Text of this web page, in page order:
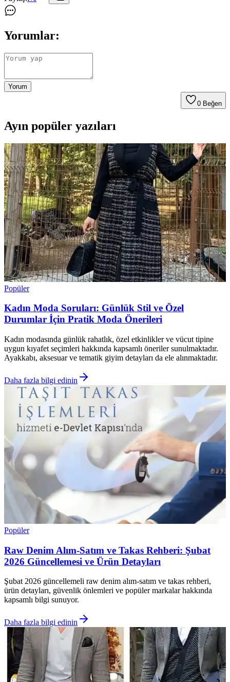
Yorumlar:
Yorum
0 Beğen
Ayın popüler yazıları
Popüler
Kadın Moda Soruları: Günlük Stil ve Özel
Durumlar İçin Pratik Moda Önerileri
Kadın modasında günlük rahatlık, özel etkinlikler ve vücut tipine
uygun kıyafet seçimleri hakkında kapsamlı öneriler sunulmaktadır.
Ayakkabı, aksesuar ve tematik giyim detayları da ele alınmaktadır.
Daha fazla bilgi edinin
Popüler
Raw Denim Alım-Satım ve Takas Rehberi: Şubat
2026 Güncellemesi ve Ürün Detayları
Şubat 2026 güncellemeli raw denim alım-satım ve takas rehberi,
ürün detayları, güvenlik önlemleri ve popüler markalar hakkında
kapsamlı bilgi sunuyor.
Daha fazla bilgi edinin